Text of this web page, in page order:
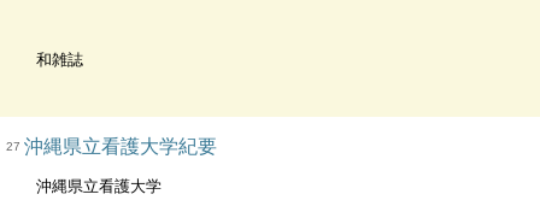
和雑誌
27 沖縄県立看護大学紀要
沖縄県立看護大学